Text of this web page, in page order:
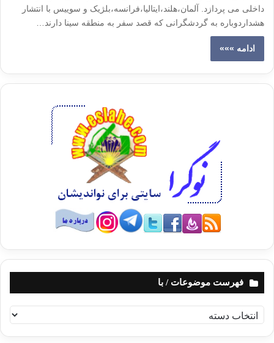
داخلی می پردازد. آلمان،هلند،ایتالیا،فرانسه،بلژیک و سوییس با انتشار
هشداردوباره به گردشگرانی که قصد سفر به منطقه سینا دارند…
ادامه »»»
فهرست موضوعات / با
ه
ر